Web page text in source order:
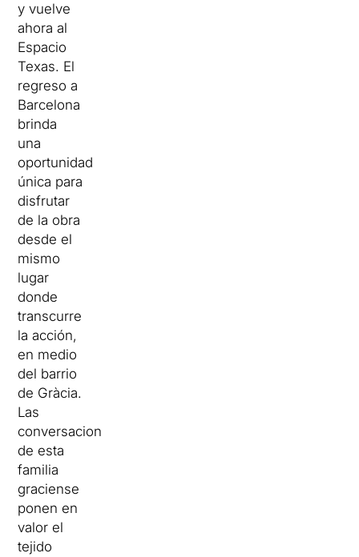
y vuelve
ahora al
Espacio
Texas. El
regreso a
Barcelona
brinda
una
oportunidad
única para
disfrutar
de la obra
desde el
mismo
lugar
donde
transcurre
la acción,
en medio
del barrio
de Gràcia.
Las
conversaciones
de esta
familia
graciense
ponen en
valor el
tejido